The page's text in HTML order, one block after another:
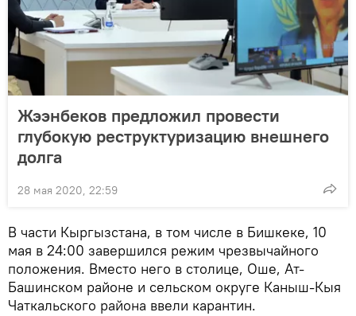
Жээнбеков предложил провести
глубокую реструктуризацию внешнего
долга
28 мая 2020, 22:59
В части Кыргызстана, в том числе в Бишкеке, 10
мая в 24:00 завершился режим чрезвычайного
положения. Вместо него в столице, Оше, Ат-
Башинском районе и сельском округе Каныш-Кыя
Чаткальского района ввели карантин.